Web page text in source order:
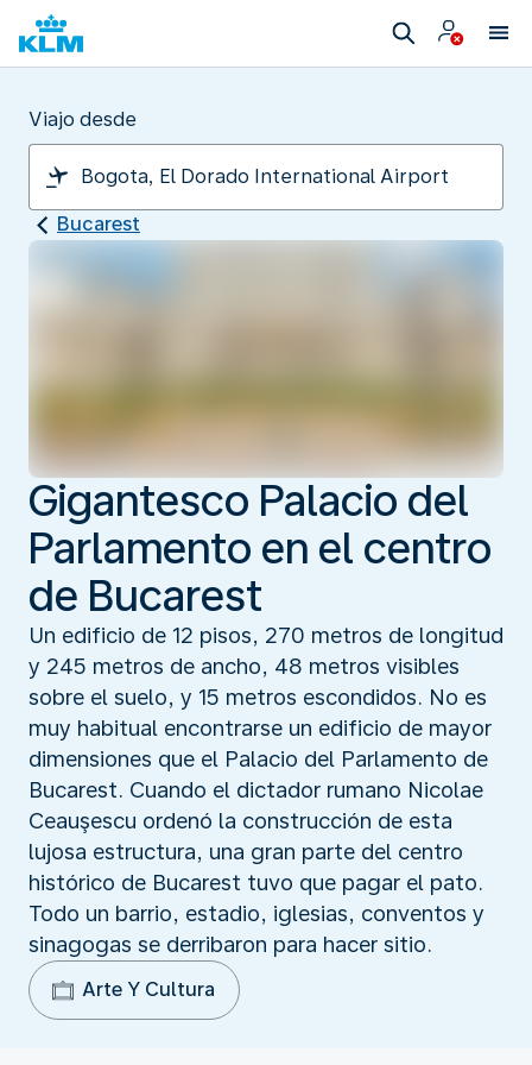
Viajo desde
Bucarest
Gigantesco Palacio del
Parlamento en el centro
de Bucarest
Un edificio de 12 pisos, 270 metros de longitud
y 245 metros de ancho, 48 metros visibles
sobre el suelo, y 15 metros escondidos. No es
muy habitual encontrarse un edificio de mayor
dimensiones que el Palacio del Parlamento de
Bucarest. Cuando el dictador rumano Nicolae
Ceauşescu ordenó la construcción de esta
lujosa estructura, una gran parte del centro
histórico de Bucarest tuvo que pagar el pato.
Todo un barrio, estadio, iglesias, conventos y
sinagogas se derribaron para hacer sitio.
Arte Y Cultura